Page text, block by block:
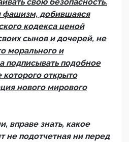
фашизм, добившаяся
кодекса ценой
сынов и дочерей, не
морального и
подписывать подобное
открыто
нового мирового
вправе знать, какое
не подотчетная ни перед